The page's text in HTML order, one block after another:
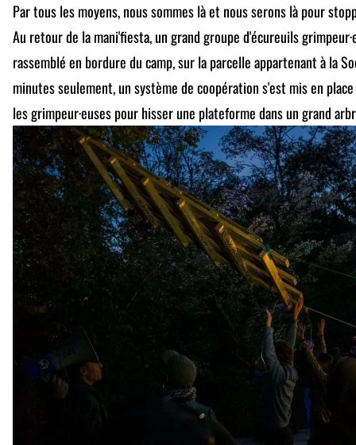
Par tous les moyens, nous sommes là et nous serons là pour
Au retour de la mani'fiesta, un grand groupe d'écureuils
rassemblé en bordure du camp, sur la parcelle appartenant à la
minutes seulement, un système de coopération s'est mis en
les grimpeur·euses pour hisser une plateforme dans un grand